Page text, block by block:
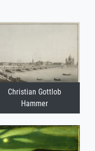
Christian Gottlob
Hammer